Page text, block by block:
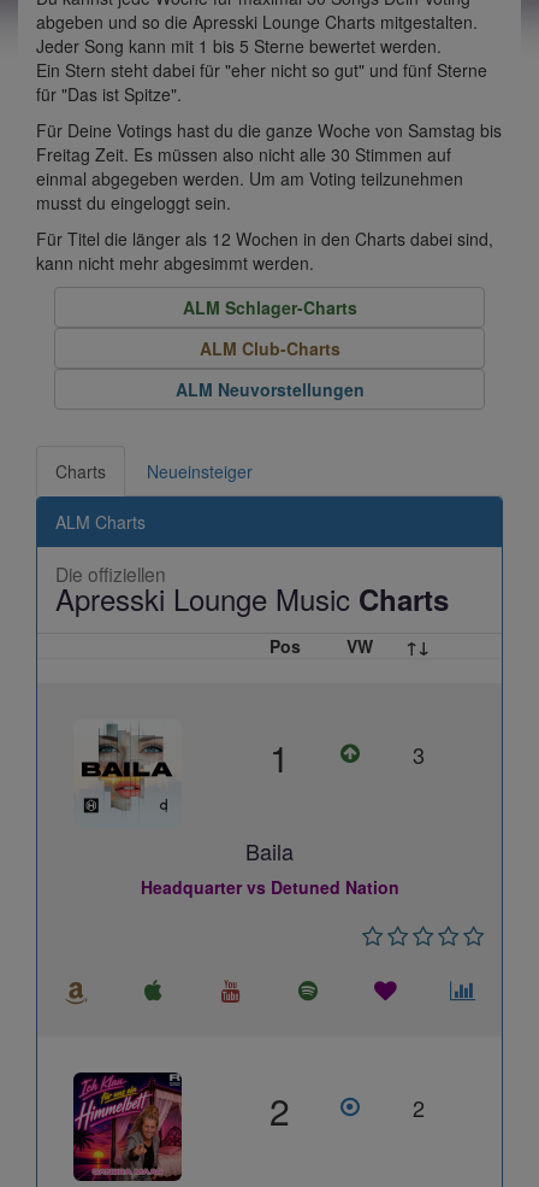
abgeben und so die Apresski Lounge Charts mitgestalten.
Jeder Song kann mit 1 bis 5 Sterne bewertet werden.
Ein Stern steht dabei für "eher nicht so gut" und fünf Sterne
für "Das ist Spitze".
Für Deine Votings hast du die ganze Woche von Samstag bis
Freitag Zeit. Es müssen also nicht alle 30 Stimmen auf
einmal abgegeben werden. Um am Voting teilzunehmen
musst du eingeloggt sein.
Für Titel die länger als 12 Wochen in den Charts dabei sind,
kann nicht mehr abgesimmt werden.
ALM Schlager-Charts
ALM Club-Charts
ALM Neuvorstellungen
Charts Neueinsteiger
ALM Charts
Die offiziellen
Apresski Lounge Music Charts
Pos VW ↑↓
1 3
Baila
Headquarter vs Detuned Nation
2 2